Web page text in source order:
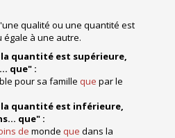
qualité ou une quantité est
à une autre.
quantité est supérieure,
que" :
pour sa famille que par le
quantité est inférieure,
que" :
de monde que dans la